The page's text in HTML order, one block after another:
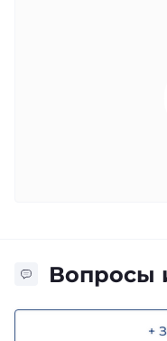
Вопросы
+